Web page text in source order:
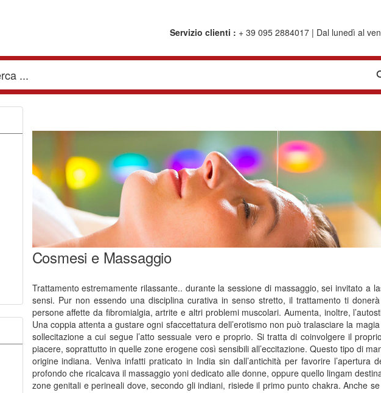
Servizio clienti : + 39 095 2884017 | Dal lunedì al
Cosmesi e Massaggio
Trattamento estremamente rilassante.. durante la sessione di massaggio, sei invitato a
sensi. Pur non essendo una disciplina curativa in senso stretto, il trattamento ti
persone affette da fibromialgia, artrite e altri problemi muscolari. Aumenta, inoltre,
Una coppia attenta a gustare ogni sfaccettatura dell’erotismo non può tralasciare la
sollecitazione a cui segue l’atto sessuale vero e proprio. Si tratta di coinvolgere il
piacere, soprattutto in quelle zone erogene così sensibili all’eccitazione. Questo tipo di
origine indiana. Veniva infatti praticato in India sin dall’antichità per favorire
profondo che ricalcava il massaggio yoni dedicato alle donne, oppure quello lingam
zone genitali e perineali dove, secondo gli indiani, risiede il primo punto chakra. Anche